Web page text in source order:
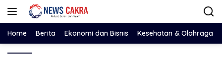
Langsung
Home Berita Ekonomi dan Bisnis Kesehatan & Olahraga